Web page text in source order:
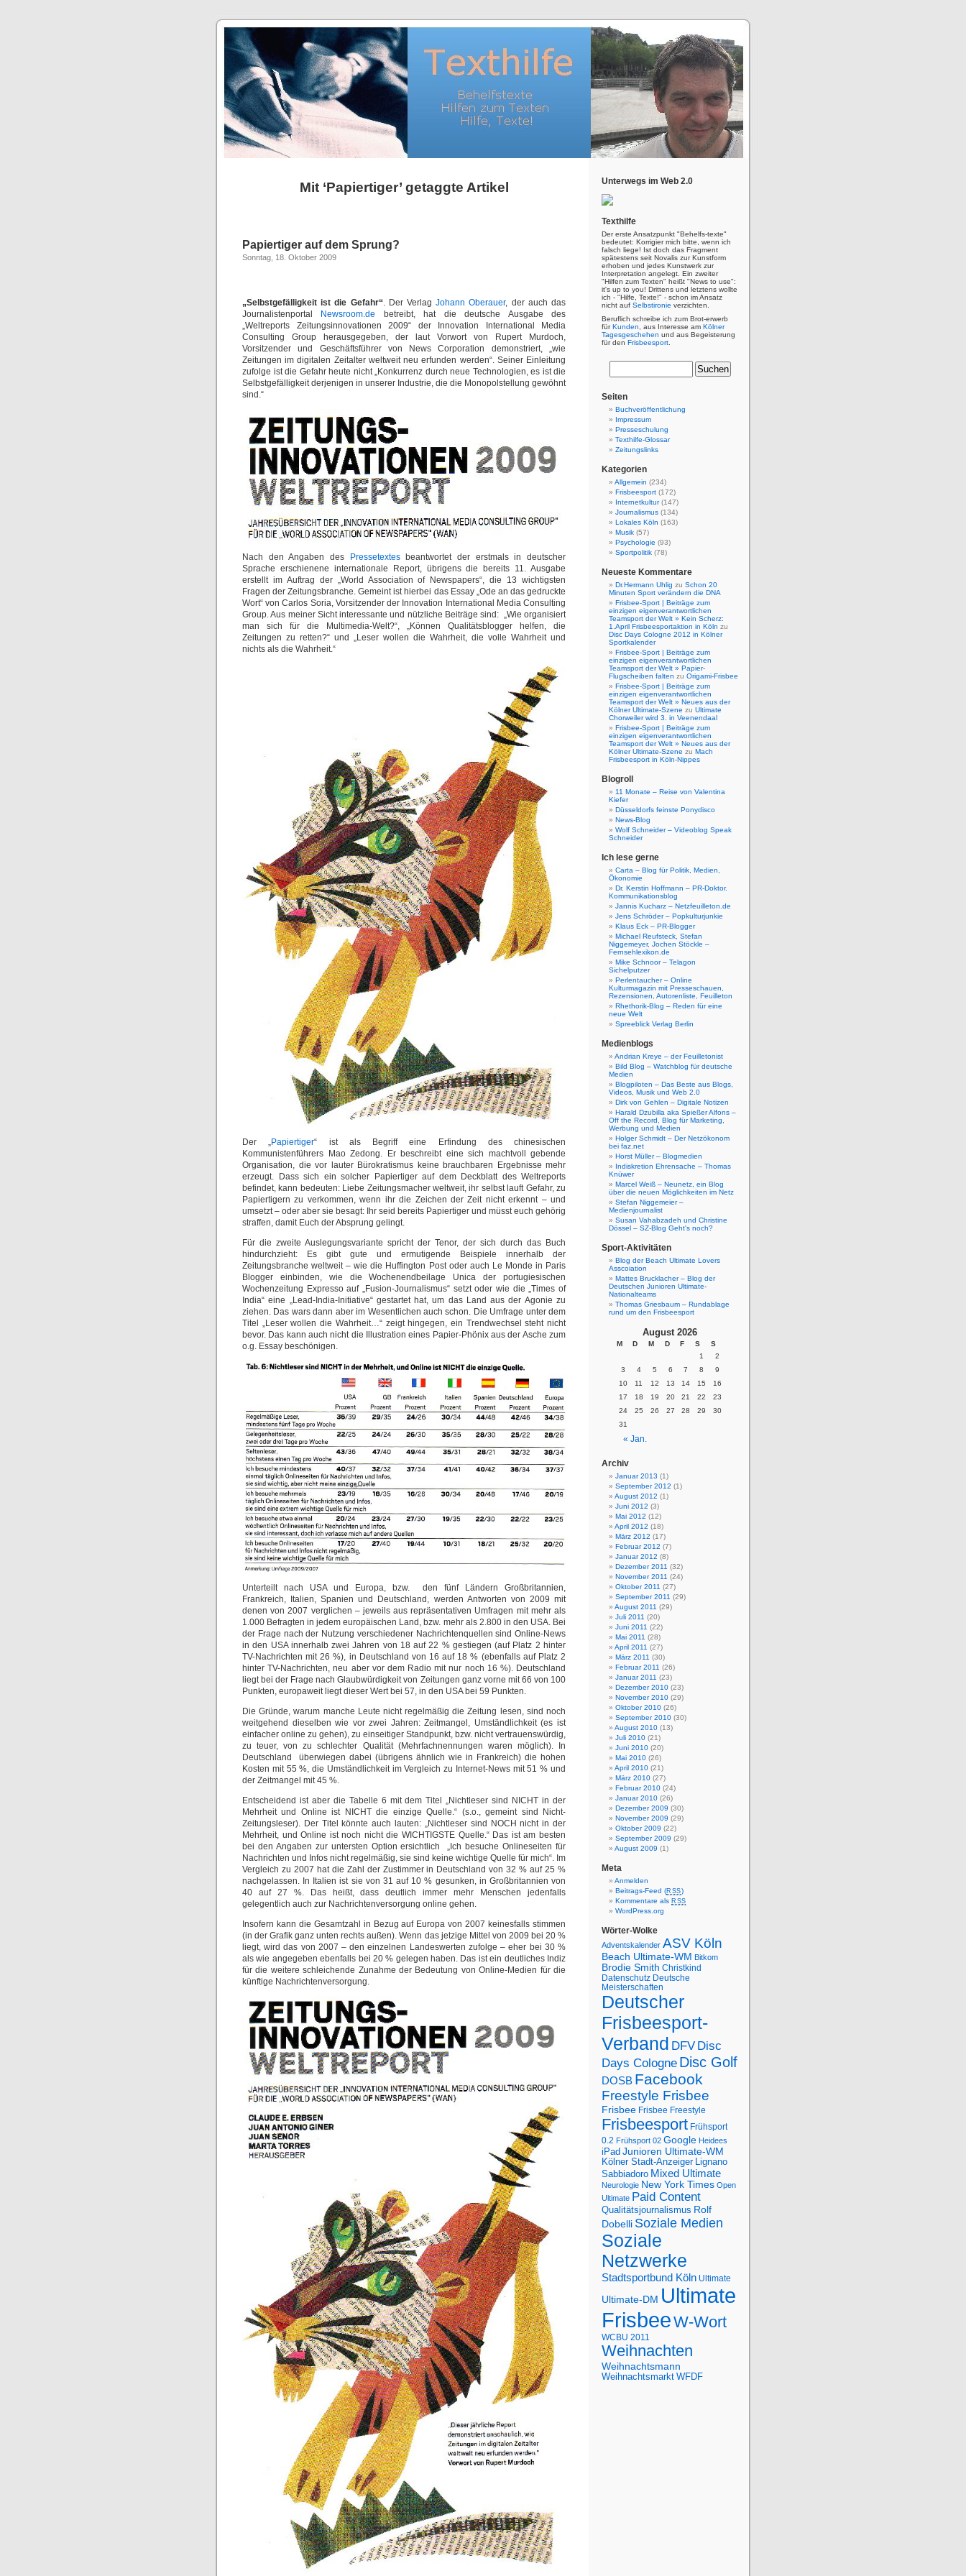
Mit ‘Papiertiger’ getaggte Artikel
Papiertiger auf dem Sprung?
Sonntag, 18. Oktober 2009
„Selbstgefälligkeit ist die Gefahr“. Der VerlagJohann Oberauer, der auch das
Journalistenportal
Newsroom.de
betreibt, hat die deutsche Ausgabe des
„Weltreports Zeitungsinnovationen 2009“ der Innovation International Media
Consulting Group herausgegeben, der laut Vorwort von Rupert Murdoch,
Vorsitzender und Geschäftsführer von News Corporation demonstriert, „wie
Zeitungen im digitalen Zeitalter weltweit neu erfunden werden“. Seiner Einleitung
zufolge ist die Gefahr heute nicht „Konkurrenz durch neue Technologien, es ist die
Selbstgefälligkeit derjenigen in unserer Industrie, die die Monopolstellung gewöhnt
sind.“
Nach den Angaben des Pressetextesbeantwortet der erstmals in deutscher
Sprache erschienene internationale Report, übrigens die bereits 11. Ausgabe
erstellt im Auftrag der „World Association of Newspapers“, die 13 wichtigsten
Fragen der Zeitungsbranche. Gemeint ist hierbei das Essay „Ode an das gedruckte
Wort“ von Carlos Soria, Vorsitzender der Innovation International Media Consulting
Group. Aus meiner Sicht interessante und nützliche Beiträge sind: „Wie organisiert
man sich für die Multimedia-Welt?“, „Können Qualitätsblogger helfen, die
Zeitungen zu retten?“ und „Leser wollen die Wahrheit, die volle Wahrheit und
nichts als die Wahrheit.“
Der „ Papiertiger“ ist als Begriff eine Erfindung des chinesischen
Kommunistenführers Mao Zedong. Er beschreibt eine sich machtvoll gebende
Organisation, die vor lauter Bürokratismus keine brauchbaren Ergebnisse mehr
erzeugt. Dass sich ein solcher Papiertiger auf dem Deckblatt des Weltreports
befindet, kann bedeuten: Liebe Zeitungsmacher weltweit, ihr selbst lauft Gefahr, zu
Papiertigern zu verkommen, wenn ihr die Zeichen der Zeit nicht erkennt – und
umsetzt – oder aber sie besagt: Ihr seid bereits Papiertiger und müsst euch gehörig
straffen, damit Euch der Absprung gelingt.
Für die zweite Auslegungsvariante spricht der Tenor, der sich durch das Buch
hindurchzieht: Es gibt gute und ermutigende Beispiele innerhalb der
Zeitungsbranche weltweit – wie die Huffington Post oder auch Le Monde in Paris
Blogger einbinden, wie die Wochenendbeilage Unica der portugiesischen
Wochenzeitung Expresso auf „Fusion-Journalismus“ setzt oder wie die „Times of
India“ eine „Lead-India-Initiative“ gestartet hat, um das Land aus der Agonie zu
ziehen. Das wars dann aber im Wesentlichen auch schon. Die Umfrage unter dem
Titel „Leser wollen die Wahrheit…“ zeigt hingegen, ein Trendwechsel steht nicht
bevor. Das kann auch nicht die Illustration eines Papier-Phönix aus der Asche zum
o.g. Essay beschönigen.
Unterteilt nach USA und Europa, bzw. den fünf Ländern Großbritannien,
Frankreich, Italien, Spanien und Deutschland, werden Antworten von 2009 mit
denen von 2007 verglichen – jeweils aus repräsentativen Umfragen mit mehr als
1.000 Befragten in jedem europäischen Land, bzw. mehr als 2.800 in den USA. Bei
der Frage nach der Nutzung verschiedener Nachrichtenquellen sind Online-News
in den USA innerhalb zwei Jahren von 18 auf 22 % gestiegen (auf Platz 2 hinter
TV-Nachrichten mit 26 %), in Deutschland von 16 auf 18 % (ebenfalls auf Platz 2
hinter TV-Nachrichten, neu aber vor dem Radio mit nur noch 16 %). Deutschland
liegt bei der Frage nach Glaubwürdigkeit von Zeitungen ganz vorne mit 66 von 100
Punkten, europaweit liegt dieser Wert bei 57, in den USA bei 59 Punkten.
Die Gründe, warum manche Leute nicht regelmäßig die Zeitung lesen, sind noch
weitgehend dieselben wie vor zwei Jahren: Zeitmangel, Umständlichkeit (es ist
einfacher online zu gehen), zu einseitiger Standpunkt, bzw. nicht vertrauenswürdig,
zu teuer, von zu schlechter Qualität (Mehrfachnennungen waren möglich). In
Deutschland überwiegen dabei (übrigens ähnlich wie in Frankreich) die hohen
Kosten mit 55 %, die Umständlichkeit im Vergleich zu Internet-News mit 51 % und
der Zeitmangel mit 45 %.
Entscheidend ist aber die Tabelle 6 mit dem Titel „Nichtleser sind NICHT in der
Mehrheit und Online ist NICHT die einzige Quelle.“ (s.o., gemeint sind Nicht-
Zeitungsleser). Der Titel könnte auch lauten: „Nichtleser sind NOCH nicht in der
Mehrheit, und Online ist noch nicht die WICHTIGSTE Quelle.“ Das ist am besten
bei den Angaben zur untersten Option ersichtlich „Ich besuche Onlineseiten für
Nachrichten und Infos nicht regelmäßig, sie sind keine wichtige Quelle für mich“. Im
Vergleich zu 2007 hat die Zahl der Zustimmer in Deutschland von 32 % auf 25 %
nachgelassen. In Italien ist sie von 31 auf 10 % gesunken, in Großbritannien von
40 auf 27 %. Das heißt, dass deutlich immer mehr Menschen jedenfalls
gelegentlich auch zur Nachrichtenversorgung online gehen.
Insofern kann die Gesamtzahl in Bezug auf Europa von 2007 keinesfalls stimmen
(in der Grafik ganz unten rechts außen). Wenn das jetzige Mittel von 2009 bei 20 %
liegt, wird das von 2007 – den einzelnen Landeswerten zufolge – eher bei 30 %
als wie angegeben ebenfalls bei 20 % gelegen haben. Das ist ein deutliches Indiz
für die weitere schleichende Zunahme der Bedeutung von Online-Medien für die
künftige Nachrichtenversorgung.
Unterwegs im Web 2.0
Texthilfe
Der erste Ansatzpunkt "Behelfs-texte"
bedeutet: Korrigier mich bitte, wenn ich
falsch liege! Ist doch das Fragment
spätestens seit Novalis zur Kunstform
erhoben und jedes Kunstwerk zur
Interpretation angelegt. Ein zweiter
"Hilfen zum Texten" heißt "News to use":
it's up to you! Drittens und letztens wollte
ich - "Hilfe, Texte!" - schon im Ansatz
nicht auf Selbstironie verzichten.
Beruflich schreibe ich zum Brot-erwerb
fürKunden , aus Interesse am Kölner
Tagesgeschehen und aus Begeisterung
für den Frisbeesport
Seiten
Buchveröffentlichung
Impressum
Presseschulung
Texthilfe-Glossar
Zeitungslinks
Kategorien
Allgemein (234)
Frisbeesport (172)
Internetkultur(147)
Journalismus (134)
Lokales Köln (163)
Musik (57)
Psychologie (93)
Sportpolitik (78)
Neueste Kommentare
Dr.Hermann Uhlig zu Schon 20
Minuten Sport verändern die DNA
Frisbee-Sport | Beiträge zum
einzigen eigenverantwortlichen
Teamsport der Welt » Kein Scherz:
1.April Frisbeesportaktion in Köln zu
Disc Days Cologne 2012 in Kölner
Sportkalender
Frisbee-Sport | Beiträge zum
einzigen eigenverantwortlichen
Teamsport der Welt » Papier-
Flugscheiben falten zu Origami-Frisbee
Frisbee-Sport | Beiträge zum
einzigen eigenverantwortlichen
Teamsport der Welt » Neues aus der
Kölner Ultimate-Szene zu Ultimate
Chorweiler wird 3. in Veenendaal
Frisbee-Sport | Beiträge zum
einzigen eigenverantwortlichen
Teamsport der Welt » Neues aus der
Kölner Ultimate-Szene zu Mach
Frisbeesport in Köln-Nippes
Blogroll
11 Monate – Reise von Valentina
Kiefer
Düsseldorfs feinste Ponydisco
News-Blog
Wolf Schneider – Videoblog Speak
Schneider
Ich lese gerne
Carta – Blog für Politik, Medien,
Ökonomie
Dr. Kerstin Hoffmann – PR-Doktor.
Kommunikationsblog
Jannis Kucharz – Netzfeuilleton.de
Jens Schröder – Popkulturjunkie
Klaus Eck – PR-Blogger
Michael Reufsteck, Stefan
Niggemeyer, Jochen Stöckle –
Fernsehlexikon.de
Mike Schnoor – Telagon
Sichelputzer
Perlentaucher – Online
Kulturmagazin mit Presseschauen,
Rezensionen, Autorenliste, Feuilleton
Rhethorik-Blog – Reden für eine
neue Welt
Spreeblick Verlag Berlin
Medienblogs
Andrian Kreye – der Feuilletonist
Bild Blog – Watchblog für deutsche
Medien
Blogpiloten – Das Beste aus Blogs,
Videos, Musik und Web 2.0
Dirk von Gehlen – Digitale Notizen
Harald Dzubilla aka Spießer Alfons –
Off the Record, Blog für Marketing,
Werbung und Medien
Holger Schmidt – Der Netzökonom
bei faz.net
Horst Müller – Blogmedien
Indiskretion Ehrensache – Thomas
Knüwer
Marcel Weiß – Neunetz, ein Blog
über die neuen Möglichkeiten im Netz
Stefan Niggemeier –
Medienjournalist
Susan Vahabzadeh und Christine
Dössel – SZ-Blog Geht's noch?
Sport-Aktivitäten
Blog der Beach Ultimate Lovers
Asscoiation
Mattes Brucklacher – Blog der
Deutschen Junioren Ultimate-
Nationalteams
Thomas Griesbaum – Rundablage
rund um den Frisbeesport
August 2026
M D M D F S S
« Jan.
1
2
3
4 5 6 7 8
9
10
11 12 13 14 15
16
17
18 19 20 21 22
23
24
25 26 27 28 29
30
31
Archiv
Januar 2013 (1)
September 2012 (1)
August 2012 (1)
Juni 2012 (3)
Mai 2012 (12)
April 2012 (18)
März 2012 (17)
Februar 2012 (7)
Januar 2012 (8)
Dezember 2011 (32)
November 2011 (24)
Oktober 2011 (27)
September 2011 (29)
August 2011 (29)
Juli 2011 (20)
Juni 2011 (22)
Mai 2011 (28)
April 2011 (27)
März 2011 (30)
Februar 2011 (26)
Januar 2011 (23)
Dezember 2010 (23)
November 2010 (29)
Oktober 2010 (26)
September 2010 (30)
August 2010 (13)
Juli 2010 (21)
Juni 2010 (20)
Mai 2010 (26)
April 2010 (21)
März 2010 (27)
Februar 2010 (24)
Januar 2010 (26)
Dezember 2009 (30)
November 2009 (29)
Oktober 2009 (22)
September 2009 (29)
August 2009 (1)
Meta
Anmelden
Beitrags-Feed (RSS)
Kommentare als RSS
WordPress.org
Wörter-Wolke
Adventskalender ASV Köln
Beach Ultimate-WM Bitkom
Brodie Smith Christkind
Datenschutz Deutsche
Meisterschaften
Deutscher
Frisbeesport-
Verband DFV Disc
Days Cologne Disc Golf
DOSB Facebook
Freestyle Frisbee
Frisbee Frisbee Freestyle
Frisbeesport Frühsport
0.2 Frühsport 02 Google Heidees
iPad Junioren Ultimate-WM
Kölner Stadt-Anzeiger Lignano
Sabbiadoro Mixed Ultimate
Neurologie New York Times Open
Ultimate Paid Content
Qualitätsjournalismus Rolf
Dobelli Soziale Medien
Soziale
Netzwerke
Stadtsportbund Köln Ultimate
Ultimate-DM Ultimate
FrisbeeW-Wort
WCBU 2011
Weihnachten
Weihnachtsmann
Weihnachtsmarkt WFDF